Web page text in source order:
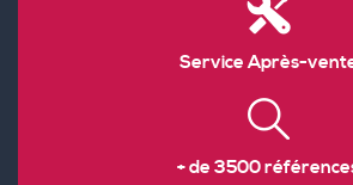
Service Après-
+ de 3500